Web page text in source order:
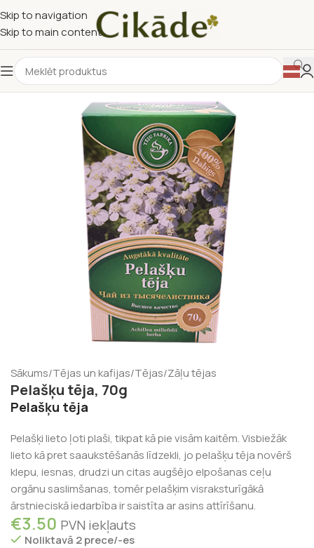
Skip to navigation
Skip to main content
Sākums/Tējas un kafijas/Tējas/Zāļu tējas
Pelašķu tēja, 70g
Pelašķu tēja
Pelašķi lieto ļoti plaši, tikpat kā pie visām kaitēm. Visbiežāk
lieto kā pret saaukstēšanās līdzekli, jo pelašķu tēja novērš
klepu, iesnas, drudzi un citas augšējo elpošanas ceļu
orgānu saslimšanas, tomēr pelašķim visraksturīgākā
ārstnieciskā iedarbība ir saistīta ar asins attīrīšanu.
€3.50 PVN iekļauts
Noliktavā 2 prece/-es